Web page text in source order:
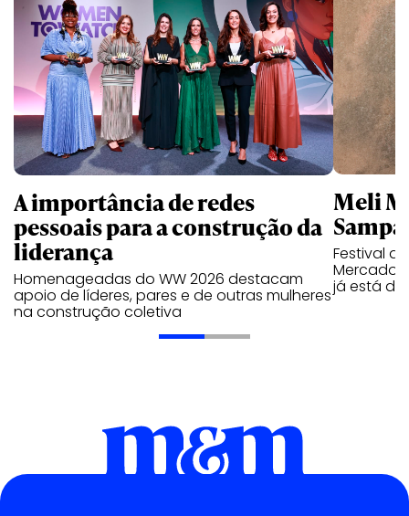
A importância de redes
pessoais para a construção da
liderança
Homenageadas do WW 2026 destacam
apoio de líderes, pares e de outras mulheres
na construção coletiva
Meli
Festival
Mercado
já está